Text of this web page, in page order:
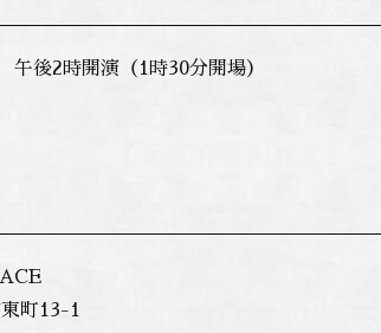
後2時開演（1時30分開場）
町13-1